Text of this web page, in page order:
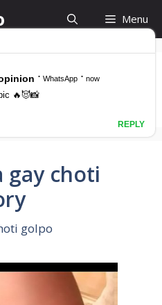
Menu
gay choti
golpo